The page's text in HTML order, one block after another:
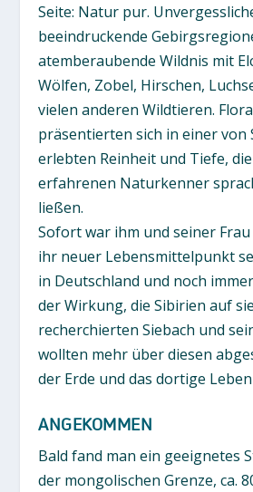
Seite: Natur pur.
beeindruckende
atemberaubende Wildnis mit
Wölfen, Zobel, Hirschen,
vielen anderen Wildtieren.
präsentierten sich in einer von
erlebten Reinheit und Tiefe,
erfahrenen Naturkenner
ließen.
Sofort war ihm und seiner
ihr neuer Lebensmittelpunkt
in Deutschland und noch
der Wirkung, die Sibirien auf
recherchierten Siebach und
wollten mehr über diesen
der Erde und das dortige
ANGEKOMMEN
Bald fand man ein geeignetes
der mongolischen Grenze, ca.